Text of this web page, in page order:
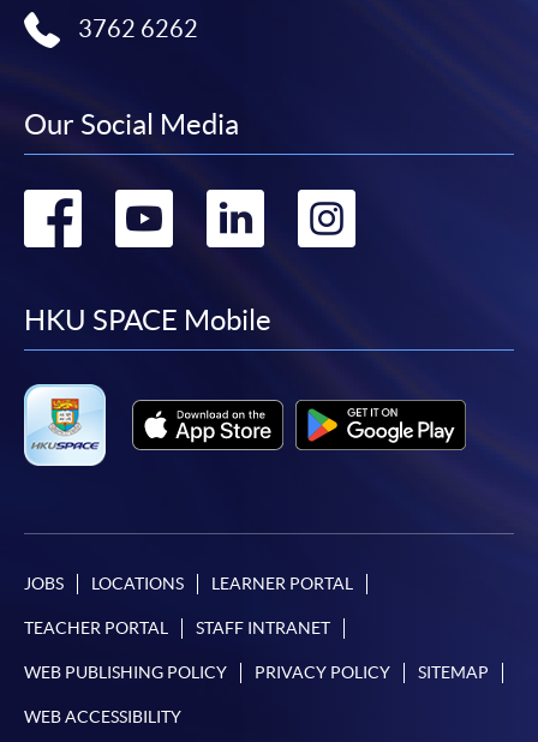
docx, jpg 和pdf格式之附件。
申請人可使用以下方式繳交報名費或課程費用:
繳費靈網上服務
- 申請人須先開立繳費靈戶口及設
定繳費靈網上密碼。有關如何申請繳費靈戶口及密
Mastercard卡」）繳付學費。
*香港大學專業進修學院Mastercard卡
如欲了解如何於網上報讀新課程及繳費，請瀏覽網上
-短期課程
-個別學歷頒授課程
3762 6262
Our Social Media
Go
facebook
Go
youtube
Go
linkedin
HKU SPACE Mobile
JOBS LOCATIONS LEARNER PORTAL
TEACHER PORTAL STAFF INTRANET
WEB PUBLISHING POLICY PRIVACY POLICY SITEMAP
WEB ACCESSIBILITY